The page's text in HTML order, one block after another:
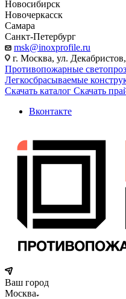
Новосибирск
Новочеркасск
Самара
Санкт-Петербург
msk@inoxprofile.ru
г. Москва, ул.
Противопожарные
Легкосбрасываемые
Скачать каталог Скачать
Вконтакте
Ваш город
Москва